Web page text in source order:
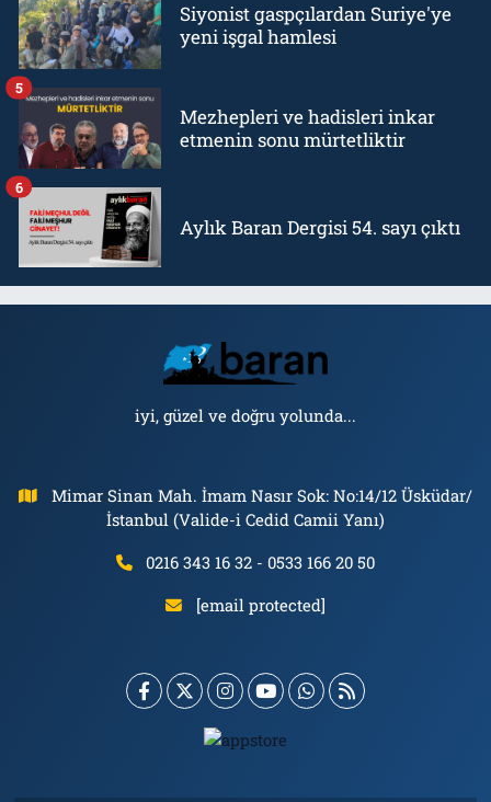
Siyonist gaspçılardan Suriye'ye
yeni işgal hamlesi
Mezhepleri ve hadisleri inkar
etmenin sonu mürtetliktir
5
Aylık Baran Dergisi 54. sayı çıktı
6
iyi, güzel ve doğru yolunda...
Mimar Sinan Mah. İmam Nasır Sok: No:14/12 Üsküdar/
İstanbul (Valide-i Cedid Camii Yanı)
0216 343 16 32 - 0533 166 20 50
[email protected]